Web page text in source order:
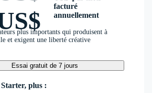
facturé
annuellement
plus importants qui produisent à
et exigent une liberté créative
Essai gratuit de 7 jours
plus :